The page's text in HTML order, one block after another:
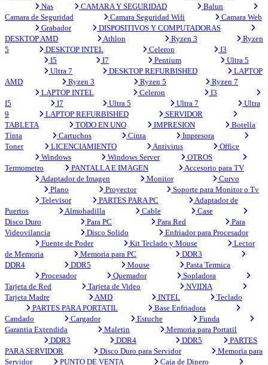
Nas
CAMARA Y SEGURIDAD
Balun
Camara de Seguridad
Camara Seguridad Wifi
Camara Web
Grabador
DISPOSITIVOS Y COMPUTADORAS
DESKTOP AMD
Athlon Ryzen 3
Ryzen
5
DESKTOP INTEL Celeron
I3
I5
I7 Pentium
Ultra 5
Ultra 7
DESKTOP REFURBISHED
LAPTOP
AMD
Ryzen 3 Ryzen 5
Ryzen 7
LAPTOP INTEL
Celeron
I3
I5
I7 Ultra 5 Ultra 7
Ultra
9
LAPTOP REFURBISHED
SERVIDOR
TABLETA
TODO EN UNO IMPRESION
Botella
Tinta
Cartuchos Cinta
Impresora
Toner
LICENCIAMIENTO Antivirus
Office
Windows
Windows Server
OTROS
Termometro
PANTALLA E IMAGEN
Accesorio para TV
Adaptador de Imagen
Monitor
Curvo
Plano
Proyector
Soporte para Monitor o Tv
Televisor
PARTES PARA PC
Adaptador de
Puertos
Almohadilla Cable
Case
Disco Duro
Para PC Para Red
Para
Videovilancia
Disco Solido
Enfriador para Procesador
Fuente de Poder
Kit Teclado y Mouse
Lector
de Memoria
Memoria para PC
DDR3
DDR4
DDR5 Mouse
Pasta Termica
Procesador
Quemador
Sopladora
Tarjeta de Red
Tarjeta de Video
NVIDIA
Tarjeta Madre
AMD INTEL
Teclado
PARTES PARA PORTATIL
Base Enfriadora
Candado
Cargador Estuche
Funda
Garantia Extendida
Maletin
Memoria para Portatil
DDR3
DDR4 DDR5
PARTES
PARA SERVIDOR
Disco Duro para Servidor
Memoria para
Servidor
PUNTO DE VENTA Caja de Dinero